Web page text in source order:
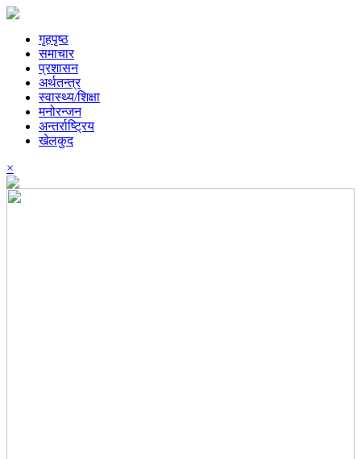
गृहपृष्ठ
समाचार
प्रशासन
अर्थतन्त्र
स्वास्थ्य/शिक्षा
मनोरन्जन
अन्तर्राष्ट्रिय
खेलकुद
×